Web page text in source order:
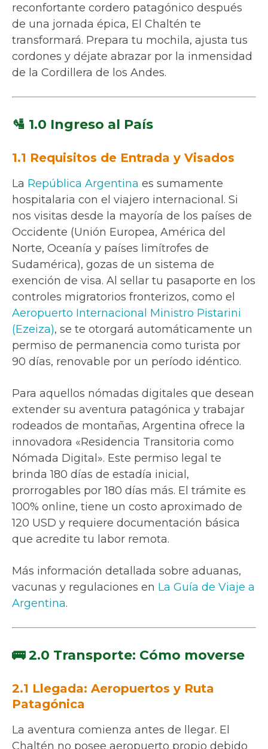
reconfortante cordero patagónico después
de una jornada épica, El Chaltén te
transformará. Prepara tu mochila, ajusta tus
cordones y déjate abrazar por la inmensidad
de la Cordillera de los Andes.
🛂 1.0 Ingreso al País
1.1 Requisitos de Entrada y Visados
La República Argentina es sumamente
hospitalaria con el viajero internacional. Si
nos visitas desde la mayoría de los países de
Occidente (Unión Europea, América del
Norte, Oceanía y países limítrofes de
Sudamérica), gozas de un sistema de
exención de visa. Al sellar tu pasaporte en los
controles migratorios fronterizos, como el
Aeropuerto Internacional Ministro Pistarini
(Ezeiza), se te otorgará automáticamente un
permiso de permanencia como turista por
90 días, renovable por un período idéntico.
Para aquellos nómadas digitales que desean
extender su aventura patagónica y trabajar
rodeados de montañas, Argentina ofrece la
innovadora «Residencia Transitoria como
Nómada Digital». Este permiso legal te
brinda 180 días de estadía inicial,
prorrogables por 180 días más. El trámite es
100% online, tiene un costo aproximado de
120 USD y requiere documentación básica
que acredite tu labor remota.
Más información detallada sobre aduanas,
vacunas y regulaciones en La Guía de Viaje a
Argentina.
🚌 2.0 Transporte: Cómo moverse
2.1 Llegada: Aeropuertos y Ruta
Patagónica
La aventura comienza antes de llegar. El
Chaltén no posee aeropuerto propio debido